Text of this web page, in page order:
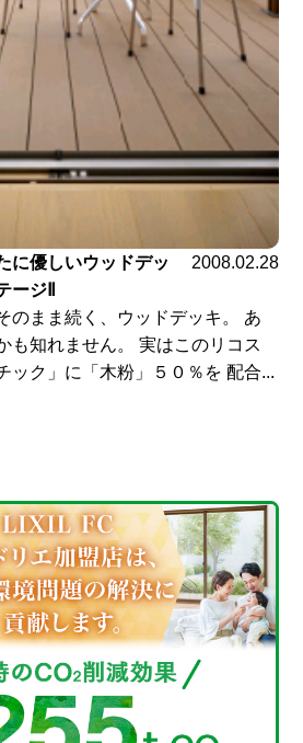
に優しいウッドデッ
ージⅡ
2008.02.28
のまま続く、ウッドデッキ。 あ
も知れません。 実はこのリコス
ック」に「木粉」５０％を 配合...